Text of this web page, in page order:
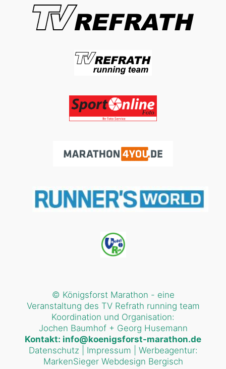
© Königsforst Marathon - eine
Veranstaltung des TV Refrath running team
Koordination und Organisation:
Jochen Baumhof + Georg Husemann
Kontakt: info@koenigsforst-marathon.de
Datenschutz
Impressum
Werbeagentur:
MarkenSieger Webdesign Bergisch